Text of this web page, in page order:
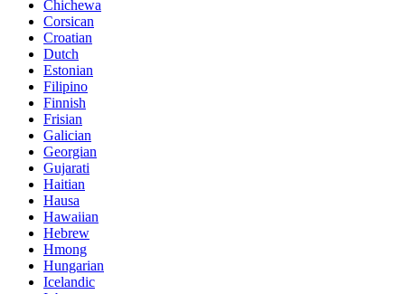
Chichewa
Corsican
Croatian
Dutch
Estonian
Filipino
Finnish
Frisian
Galician
Georgian
Gujarati
Haitian
Hausa
Hawaiian
Hebrew
Hmong
Hungarian
Icelandic